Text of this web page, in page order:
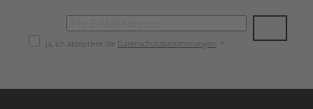
Ja, ich akzeptiere die Datenschutzbestimmungen . *